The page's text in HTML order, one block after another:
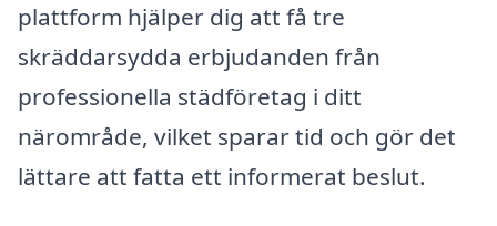
plattform hjälper dig att få tre
skräddarsydda erbjudanden från
professionella städföretag i ditt
närområde, vilket sparar tid och gör det
lättare att fatta ett informerat beslut.